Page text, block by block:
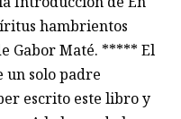
hambrientos
Gabor Maté. ***** El
un solo padre
escrito este libro y